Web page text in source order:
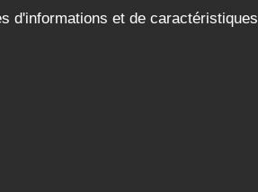
d'informations et de caractéristiques